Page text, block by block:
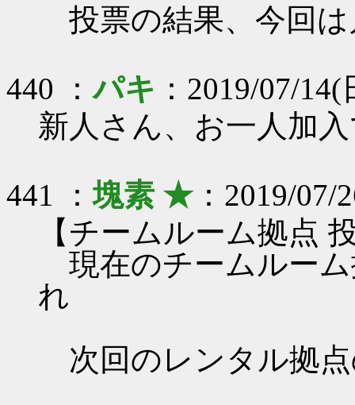
投票の結果、今回
440 ：パキ ：2019/07/
新人さん、お一人加
441 ：塊素 ★：2019/07/
【チームルーム拠点
現在のチームルー
れ
次回のレンタル拠